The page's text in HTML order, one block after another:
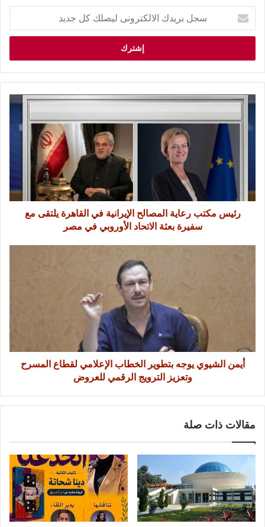
رئيس مكتب رعاية المصالح الإيرانية في القاهرة يلتقى مع
سفيرة بعثة الاتحاد الأوروبي في مصر
أيمن الشيوي يوجه بتطوير الخطاب الإعلامي لقطاع المسرح
وتعزيز الترويج الرقمي للعروض
مقالات ذات صلة